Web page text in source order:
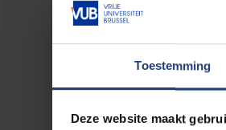
Toestemming
Deze website maakt